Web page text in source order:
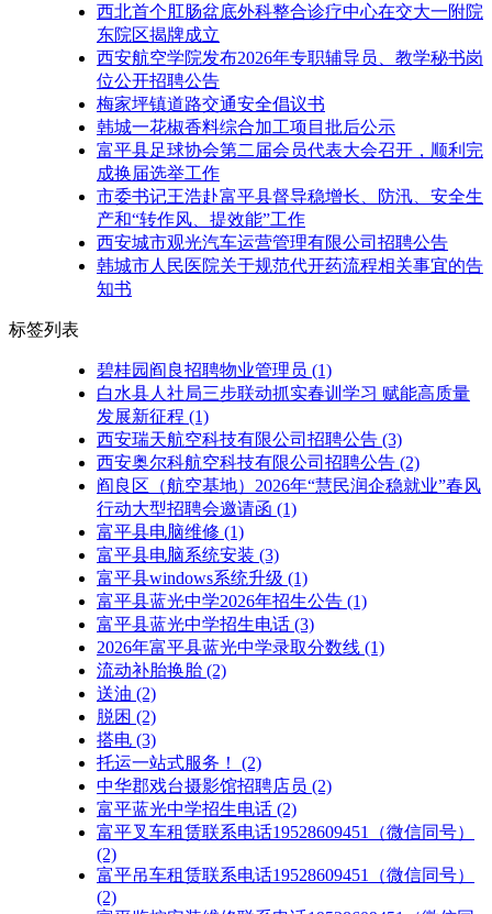
西北首个肛肠盆底外科整合诊疗中心在交大一附院
东院区揭牌成立
西安航空学院发布2026年专职辅导员、教学秘书岗
位公开招聘公告
梅家坪镇道路交通安全倡议书
韩城一花椒香料综合加工项目批后公示
富平县足球协会第二届会员代表大会召开，顺利完
成换届选举工作
市委书记王浩赴富平县督导稳增长、防汛、安全生
产和“转作风、提效能”工作
西安城市观光汽车运营管理有限公司招聘公告
韩城市人民医院关于规范代开药流程相关事宜的告
知书
标签列表
碧桂园阎良招聘物业管理员 (1)
白水县人社局三步联动抓实春训学习 赋能高质量
发展新征程 (1)
西安瑞天航空科技有限公司招聘公告 (3)
西安奥尔科航空科技有限公司招聘公告 (2)
阎良区（航空基地）2026年“慧民润企稳就业”春风
行动大型招聘会邀请函 (1)
富平县电脑维修 (1)
富平县电脑系统安装 (3)
富平县windows系统升级 (1)
富平县蓝光中学2026年招生公告 (1)
富平县蓝光中学招生电话 (3)
2026年富平县蓝光中学录取分数线 (1)
流动补胎换胎 (2)
送油 (2)
脱困 (2)
搭电 (3)
托运一站式服务！
(2)
中华郡戏台摄影馆招聘店员 (2)
富平蓝光中学招生电话 (2)
富平叉车租赁联系电话19528609451（微信同号）
(2)
富平吊车租赁联系电话19528609451（微信同号）
(2)